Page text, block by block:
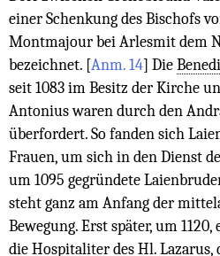
einer Schenkung des Bischofs
Montmajour bei Arlesmit dem
bezeichnet. [Anm. 14] Die
seit 1083 im Besitz der Kirche
Antonius waren durch den
überfordert. So fanden sich
Frauen, um sich in den Dienst
um 1095 gegründete
steht ganz am Anfang der
Bewegung. Erst später, um
die Hospitaliter des Hl. Lazarus,